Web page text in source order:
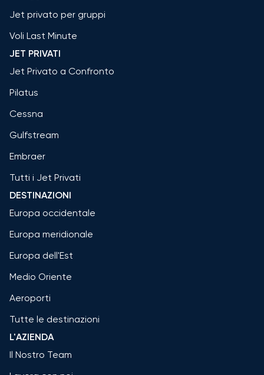
Jet privato per gruppi
Voli Last Minute
JET PRIVATI
Jet Privato a Confronto
Pilatus
Cessna
Gulfstream
Embraer
Tutti i Jet Privati
DESTINAZIONI
Europa occidentale
Europa meridionale
Europa dell'Est
Medio Oriente
Aeroporti
Tutte le destinazioni
L'AZIENDA
Il Nostro Team